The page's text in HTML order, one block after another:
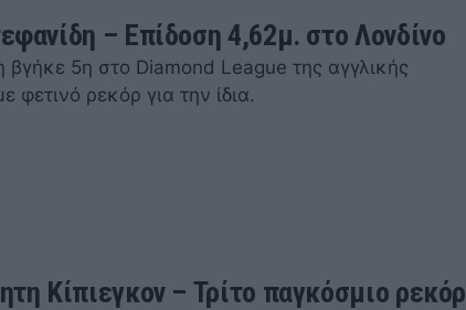
– Επίδοση 4,62μ. στο Λονδίνο
βγήκε 5η στο Diamond League της αγγλικής
ρεκόρ για την ίδια.
Κίπιεγκον – Τρίτο παγκόσμιο ρεκόρ